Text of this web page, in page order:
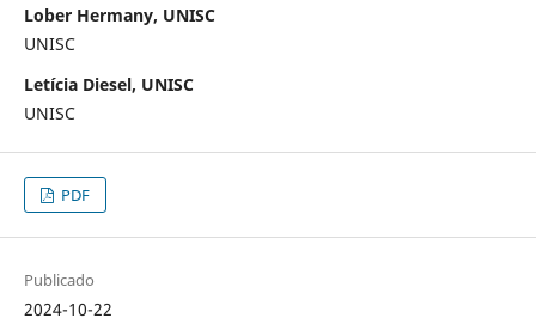
Lober Hermany, UNISC
UNISC
Letícia Diesel, UNISC
UNISC
PDF
Publicado
2024-10-22